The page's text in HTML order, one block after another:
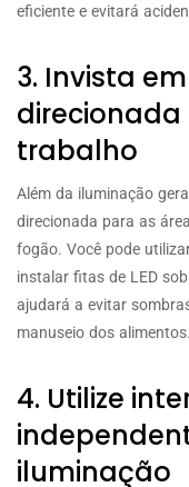
eficiente e evitará
3. Invista
trabalho
Além da iluminação
direcionada para as
fogão. Você pode
instalar fitas de LED
ajudará a evitar
manuseio dos alimentos.
4. Utilize
iluminação